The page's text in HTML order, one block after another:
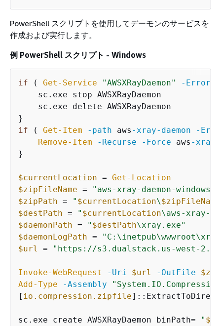
PowerShell スクリプトを使用してデーモンのサービスを
作成および実行します。
例 PowerShell スクリプト - Windows
if ( Get-Service "AWSXRayDaemon"
-
    sc.exe stop AWSXRayDaemon
    sc.exe delete AWSXRayDaemon
if ( Get-Item -path aws -xray-daemon
-
Remove-Item
-Recurse -Force aws -xray
}
$currentLocation = Get-Location
$zipFileName =
"aws-xray-daemon-
$zipPath = " $currentLocation\$zipFileName
$destPath = " $currentLocation\aws-xray-
$daemonPath = " $destPath\xray.exe"
$daemonLogPath =
$url
= "https://s3.dualstack.us-west-
Invoke-WebRequest -Uri $url -OutFile
Add-Type
-Assembly
[ io.compression.zipfile
sc.exe create AWSXRayDaemon binPath= "